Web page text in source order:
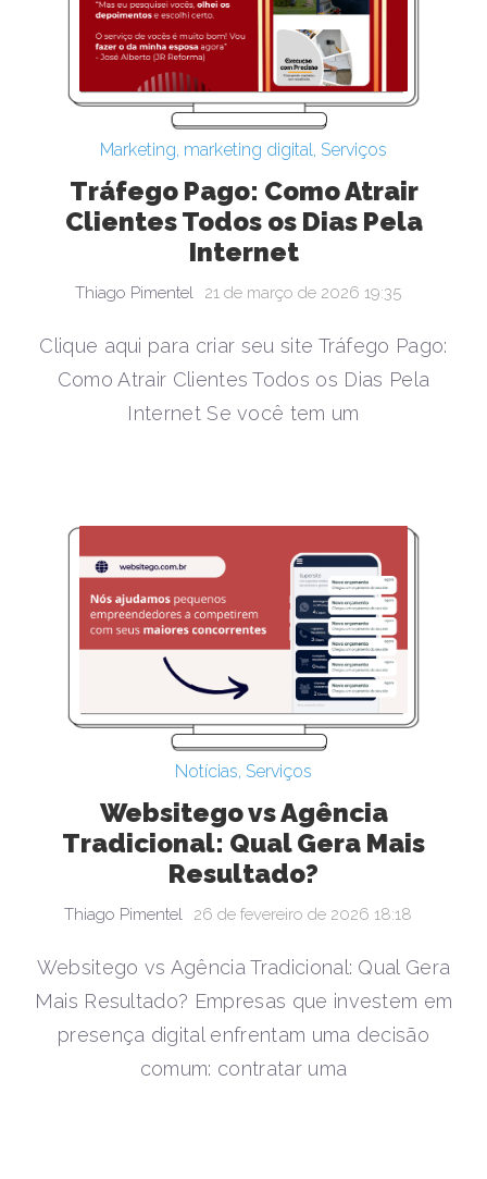
Marketing, marketing digital, Serviços
Tráfego Pago: Como Atrair
Clientes Todos os Dias Pela
Internet
Thiago Pimentel 21 de março de 2026 19:35
Clique aqui para criar seu site Tráfego Pago:
Como Atrair Clientes Todos os Dias Pela
Internet Se você tem um
Notícias, Serviços
Websitego vs Agência
Tradicional: Qual Gera Mais
Resultado?
Thiago Pimentel 26 de fevereiro de 2026 18:18
Websitego vs Agência Tradicional: Qual Gera
Mais Resultado? Empresas que investem em
presença digital enfrentam uma decisão
comum: contratar uma